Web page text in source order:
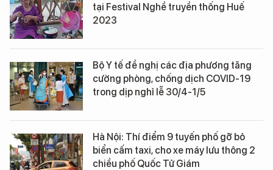
tại Festival Nghề truyền thống Huế
2023
Bộ Y tế đề nghị các địa phương tăng
cường phòng, chống dịch COVID-19
trong dịp nghỉ lễ 30/4-1/5
Hà Nội: Thí điểm 9 tuyến phố gỡ bỏ
biển cấm taxi, cho xe máy lưu thông 2
chiều phố Quốc Tử Giám